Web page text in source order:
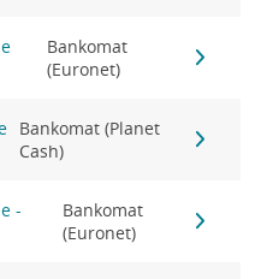
Bankomat
(Euronet)
Bankomat (Planet
Cash)
-
Bankomat
(Euronet)